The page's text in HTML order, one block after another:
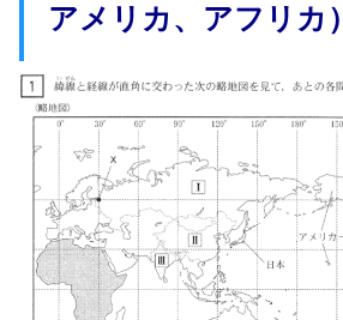
アメリカ、アフリカ）